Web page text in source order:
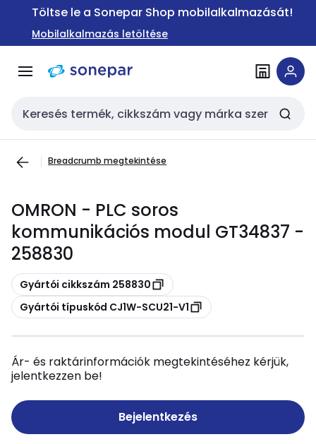
Ugrás a
Ugrás a
tartalomra
Töltse le a Sonepar Shop mobilalkalmazását!
Mobilalkalmazás letöltése
Keresési bemenet
Breadcrumb megtekintése
OMRON - PLC soros
kommunikációs modul GT34837 -
258830
Másolás
Gyártói cikkszám 258830
Másolás
Gyártói típuskód CJ1W-SCU21-V1
Ár- és raktárinformációk megtekintéséhez kérjük,
jelentkezzen be!
Bejelentkezés